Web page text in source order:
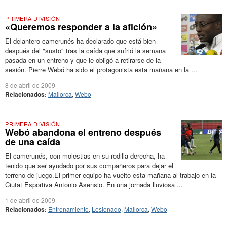
PRIMERA DIVISIÓN
«Queremos responder a la afición»
El delantero camerunés ha declarado que está bien
después del "susto" tras la caída que sufrió la semana
pasada en un entreno y que le obligó a retirarse de la
sesión. Pierre Webó ha sido el protagonista esta mañana en la ...
8 de abril de 2009
Relacionados: Mallorca, Webo
PRIMERA DIVISIÓN
Webó abandona el entreno después
de una caída
El camerunés, con molestias en su rodilla derecha, ha
tenido que ser ayudado por sus compañeros para dejar el
terreno de juego.El primer equipo ha vuelto esta mañana al trabajo en la
Ciutat Esportiva Antonio Asensio. En una jornada lluviosa ...
1 de abril de 2009
Relacionados: Entrenamiento, Lesionado, Mallorca, Webo